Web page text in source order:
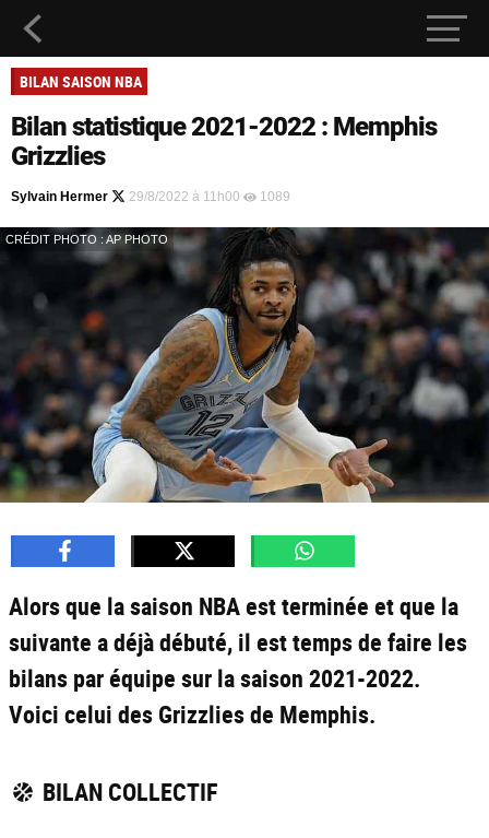
BILAN SAISON NBA
Bilan statistique 2021-2022 : Memphis
Grizzlies
Sylvain Hermer 29/8/2022 à 11h00 1089
CRÉDIT PHOTO : AP PHOTO
Alors que la saison NBA est terminée et que la
suivante a déjà débuté, il est temps de faire les
bilans par équipe sur la saison 2021-2022.
Voici celui des Grizzlies de Memphis.
BILAN COLLECTIF